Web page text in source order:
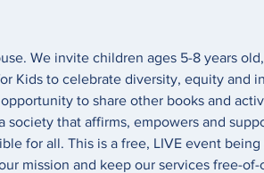
We invite children ages 5-8 years
Kids to celebrate diversity, equity and
to share other books and
that affirms, empowers and
for all. This is a free, LIVE event being
mission and keep our services free-of-